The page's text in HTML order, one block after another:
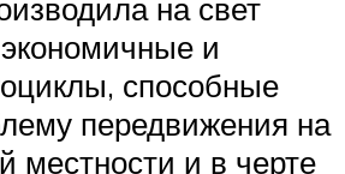
на свет
и
способные
передвижения на
местности и в черте